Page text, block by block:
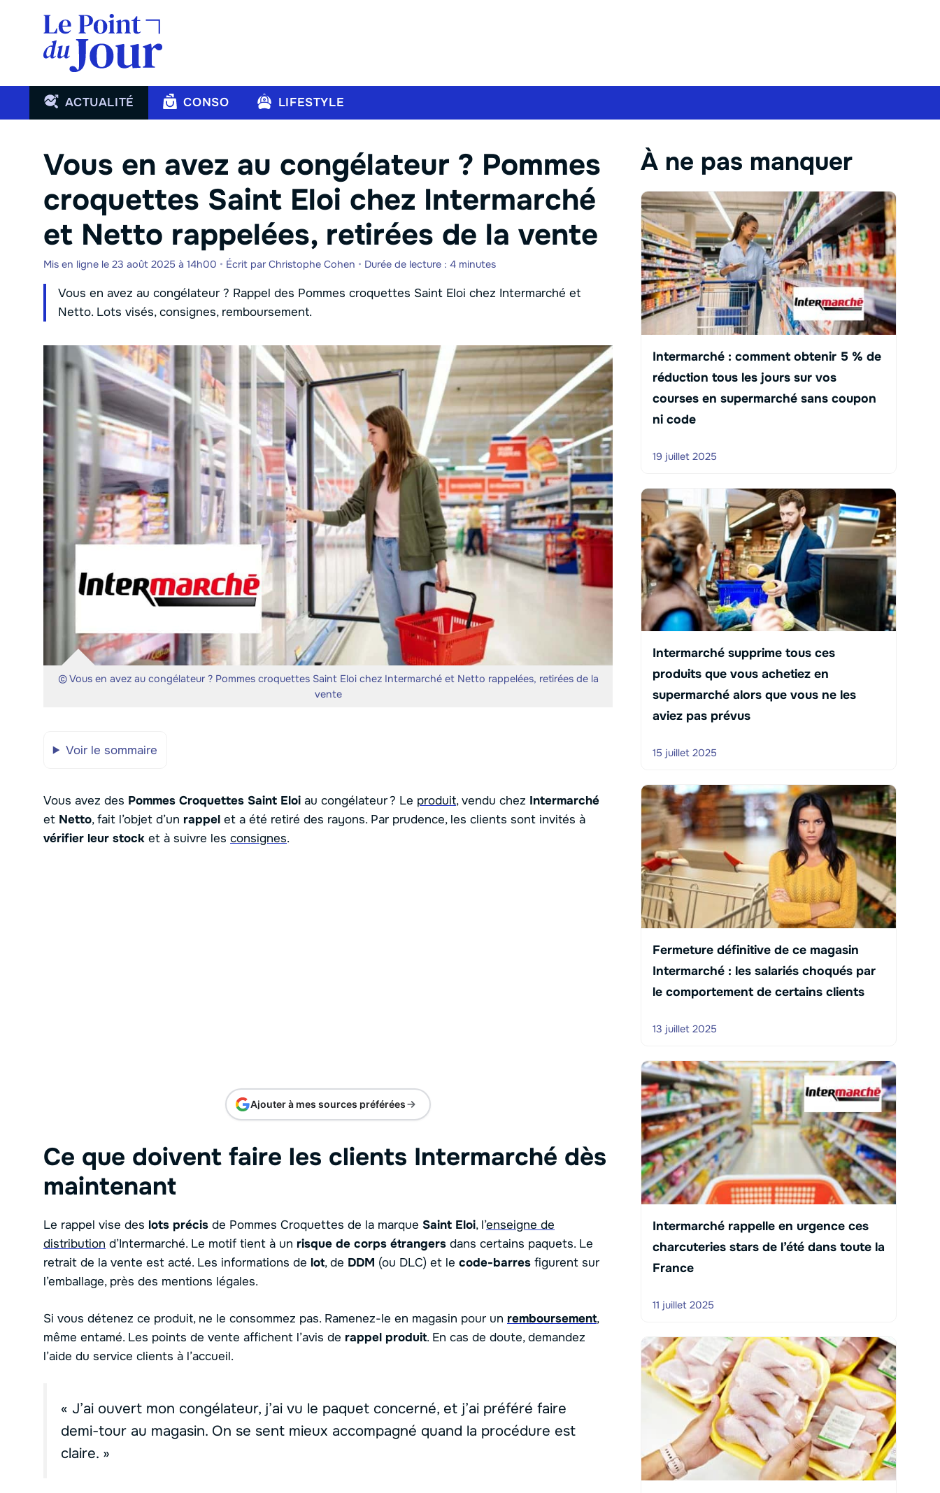
contenu
ACTUALITÉ CONSO LIFESTYLE
Vous en avez au congélateur ? Pommes
croquettes Saint Eloi chez Intermarché
et Netto rappelées, retirées de la vente
Mis en ligne le 23 août 2025 à 14h00 • Écrit par Christophe Cohen • Durée de lecture : 4 minutes
Vous en avez au congélateur ? Rappel des Pommes croquettes Saint Eloi chez Intermarché et
Netto. Lots visés, consignes, remboursement.
© Vous en avez au congélateur ? Pommes croquettes Saint Eloi chez Intermarché et Netto rappelées, retirées de la
vente
Voir le sommaire
Vous avez des Pommes Croquettes Saint Eloi au congélateur ? Le produit, vendu chez Intermarché
et Netto, fait l’objet d’un rappel et a été retiré des rayons. Par prudence, les clients sont invités à
vérifier leur stock et à suivre les consignes.
Ajouter à mes sources préférées
Ce que doivent faire les clients Intermarché dès
maintenant
Le rappel vise des lots précis de Pommes Croquettes de la marque Saint Eloi, l’enseigne de
distribution d’Intermarché. Le motif tient à un risque de corps étrangers dans certains paquets. Le
retrait de la vente est acté. Les informations de lot, de DDM (ou DLC) et le code-barres figurent sur
l’emballage, près des mentions légales.
Si vous détenez ce produit, ne le consommez pas. Ramenez-le en magasin pour un remboursement,
même entamé. Les points de vente affichent l’avis de rappel produit. En cas de doute, demandez
l’aide du service clients à l’accueil.
« J’ai ouvert mon congélateur, j’ai vu le paquet concerné, et j’ai préféré faire
demi-tour au magasin. On se sent mieux accompagné quand la procédure est
claire. »
À ne pas manquer
Intermarché : comment obtenir 5 % de
réduction tous les jours sur vos
courses en supermarché sans coupon
ni code
19 juillet 2025
Intermarché supprime tous ces
produits que vous achetiez en
supermarché alors que vous ne les
aviez pas prévus
15 juillet 2025
Fermeture définitive de ce magasin
Intermarché : les salariés choqués par
le comportement de certains clients
13 juillet 2025
Intermarché rappelle en urgence ces
charcuteries stars de l’été dans toute la
France
11 juillet 2025